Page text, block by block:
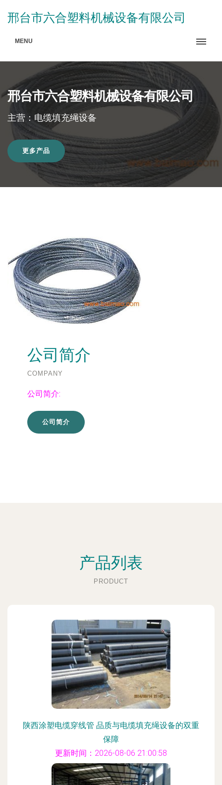
邢台市六合塑料机械设备有限公司
MENU
邢台市六合塑料机械设备有限公司
主营：电缆填充绳设备
更多产品
公司简介
COMPANY
公司简介:
公司简介
产品列表
PRODUCT
陕西涂塑电缆穿线管 品质与电缆填充绳设备的双重
保障
更新时间：2026-08-06 21:00:58